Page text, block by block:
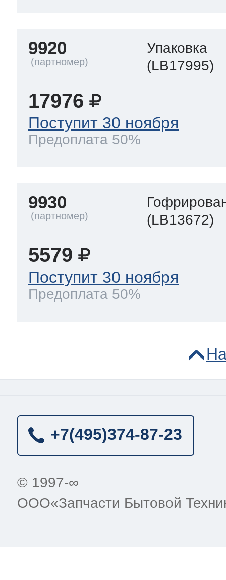
9920
Упаковка
(LB17995)
17976
Поступит 30 ноября
Предоплата 50%
9930
(LB13672)
5579
Поступит 30 ноября
Предоплата 50%
+7(495)374-87-23
© 1997-∞
ООО«Запчасти Бытовой